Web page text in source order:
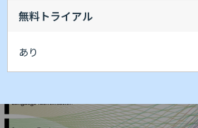
無料トライアル
あり